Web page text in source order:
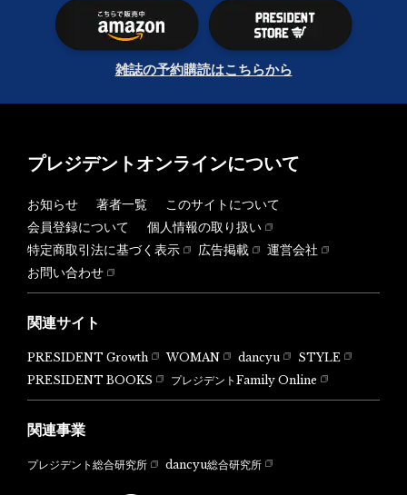
雑誌の予約購読はこちらから
プレジデントオンラインについて
お知らせ 著者一覧
このサイトについて
会員登録について
個人情報の取り扱い
特定商取引法に基づく表示
広告掲載
運営会社
お問い合わせ
関連サイト
PRESIDENT Growth WOMAN dancyu
STYLE
PRESIDENT BOOKS
プレジデントFamily Online
関連事業
プレジデント総合研究所 dancyu総合研究所